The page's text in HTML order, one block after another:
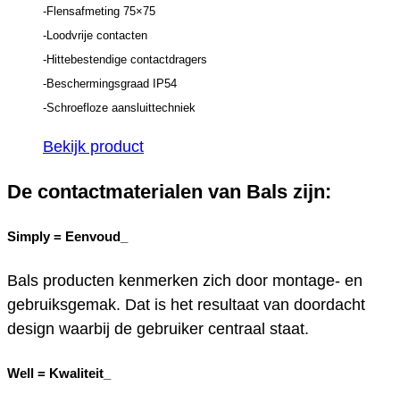
-Flensafmeting 75×75
-Loodvrije contacten
-Hittebestendige contactdragers
-Beschermingsgraad IP54
-Schroefloze aansluittechniek
Bekijk product
De contactmaterialen van Bals zijn:
Simply = Eenvoud_
Bals producten kenmerken zich door montage- en
gebruiksgemak. Dat is het resultaat van doordacht
design waarbij de gebruiker centraal staat.
Well = Kwaliteit_